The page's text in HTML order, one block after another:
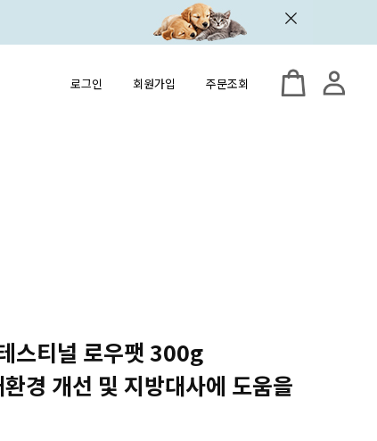
로그인 회원가입 주문조회
스티널 로우팻 300g
경 개선 및 지방대사에 도움을